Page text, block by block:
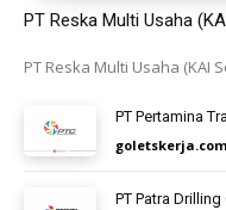
PT Reska Multi Usaha
PT Reska Multi Usaha (KAI
PT Pertamina
goletskerja.com
PT Patra